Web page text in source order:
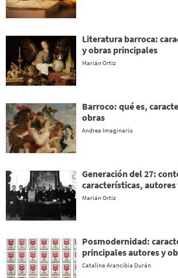
Literatura barroca:
y obras principales
Marián Ortiz
Barroco: qué es,
obras
Andrea Imaginario
Generación del 27:
características, autores
Marián Ortiz
Posmodernidad:
principales autores y
Catalina Arancibia Durán